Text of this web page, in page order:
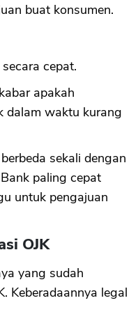
buat konsumen.
cepat.
apakah
dalam waktu kurang
sekali dengan
paling cepat
untuk pengajuan
OJK
yang sudah
Keberadaannya legal